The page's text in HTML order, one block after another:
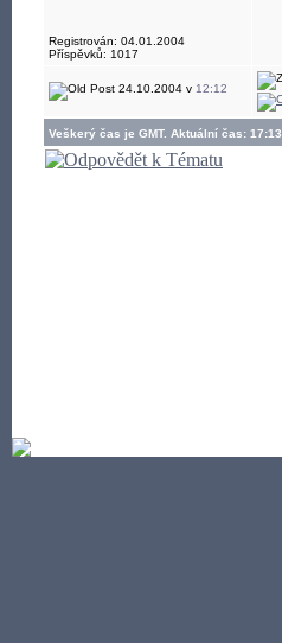
Registrován: 04.01.2004
Příspěvků: 1017
24.10.2004 v 12:12
Veškerý čas je GMT. Aktuální čas: 17:13.